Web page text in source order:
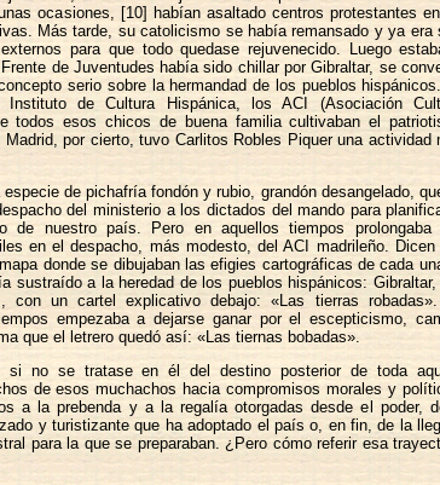
ocasiones, [10] habían asaltado centros protestantes
Más tarde, su catolicismo se había remansado y ya era
para que todo quedase rejuvenecido. Luego
de Juventudes había sido chillar por Gibraltar, se
serio sobre la hermandad de los pueblos
de Cultura Hispánica, los ACI (Asociación
todos esos chicos de buena familia cultivaban el
por cierto, tuvo Carlitos Robles Piquer una actividad
de pichafría fondón y rubio, grandón desangelado,
del ministerio a los dictados del mando para
de nuestro país. Pero en aquellos tiempos prolongaba
en el despacho, más modesto, del ACI madrileño. Dicen
donde se dibujaban las efigies cartográficas de cada
sustraído a la heredad de los pueblos hispánicos: Gibraltar,
con un cartel explicativo debajo: «Las tierras
empezaba a dejarse ganar por el escepticismo,
que el letrero quedó así: «Las tiernas bobadas».
si no se tratase en él del destino posterior de toda
de esos muchachos hacia compromisos morales y
a la prebenda y a la regalía otorgadas desde el poder,
y turistizante que ha adoptado el país o, en fin, de la
para la que se preparaban. ¿Pero cómo referir esa